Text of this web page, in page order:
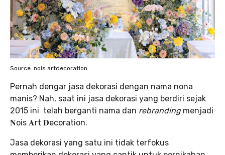
Source: nois.artdecoration
Pernah dengar jasa dekorasi dengan nama nona
manis? Nah, saat ini jasa dekorasi yang berdiri sejak
2015 ini telah berganti nama dan rebranding menjadi
𝐍ois 𝐀rt 𝐃ecoration.
Jasa dekorasi yang satu ini tidak terfokus